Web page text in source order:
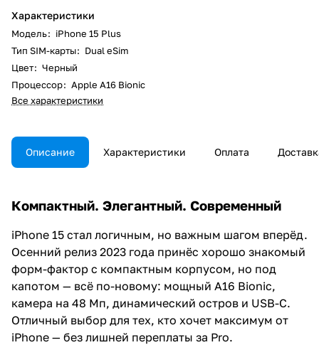
Характеристики
Модель: iPhone 15 Plus
Тип SIM-карты: Dual eSim
Цвет: Черный
Процессор: Apple A16 Bionic
Все характеристики
Описание Характеристики Оплата
Компактный. Элегантный. Современный
iPhone 15 стал логичным, но важным шагом вперёд.
Осенний релиз 2023 года принёс хорошо знакомый
форм-фактор с компактным корпусом, но под
капотом — всё по-новому: мощный A16 Bionic,
камера на 48 Мп, динамический остров и USB-C.
Отличный выбор для тех, кто хочет максимум от
iPhone — без лишней переплаты за Pro.